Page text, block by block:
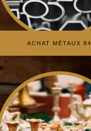
ACHAT MÉTAUX 84